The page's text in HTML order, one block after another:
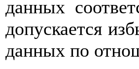
данных
допускается
данных по